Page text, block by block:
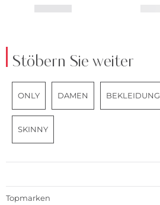
Stöbern Sie weiter
ONLY DAMEN BEKLEIDUNG
SKINNY
Topmarken